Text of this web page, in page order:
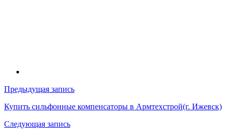
Навигация
по
записям
Предыдущая запись
Купить сильфонные компенсаторы в Армтехстрой(г. Ижевск)
Следующая запись